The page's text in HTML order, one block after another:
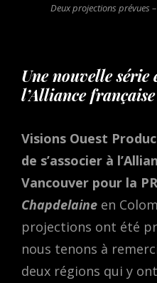
Deux projections prévues –
Une nouvelle
l’Alliance
Visions Ouest
de s’associer à
Vancouver pour la
Chapdelaine en
projections ont été
nous tenons à
deux régions qui y